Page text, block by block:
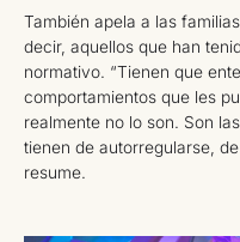
También apela a las
decir, aquellos que han
normativo. “Tienen que
comportamientos que les
realmente no lo son. Son
tienen de autorregularse,
resume.